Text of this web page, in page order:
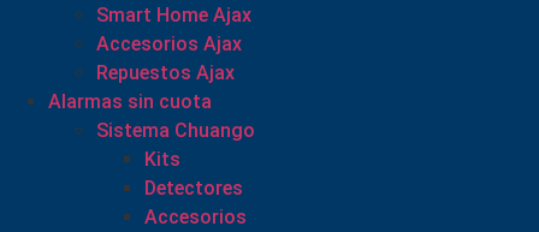
Smart Home Ajax
Accesorios Ajax
Repuestos Ajax
Alarmas sin cuota
Sistema Chuango
Kits
Detectores
Accesorios